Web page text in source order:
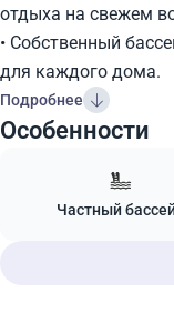
отдыха на свежем
• Собственный
для каждого дома.
Подробнее
Особенности
Частный